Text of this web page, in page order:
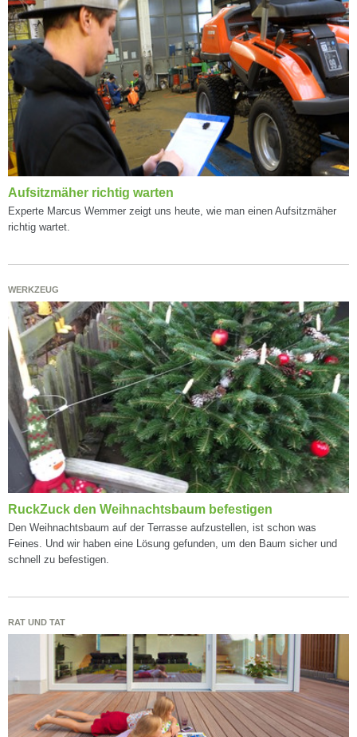
Aufsitzmäher richtig warten
Experte Marcus Wemmer zeigt uns heute, wie man einen Aufsitzmäher
richtig wartet.
WERKZEUG
RuckZuck den Weihnachtsbaum befestigen
Den Weihnachtsbaum auf der Terrasse aufzustellen, ist schon was
Feines. Und wir haben eine Lösung gefunden, um den Baum sicher und
schnell zu befestigen.
RAT UND TAT